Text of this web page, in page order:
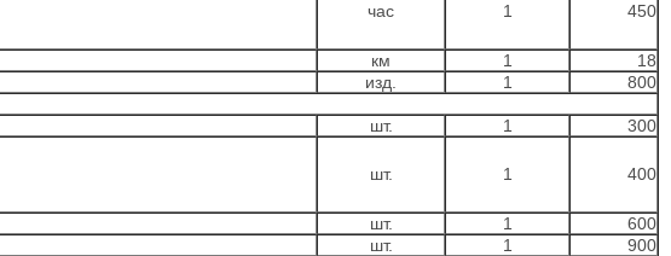
час 1 450
км 1
18
изд. 1
800
шт. 1 300
шт. 1 400
шт. 1
600
шт. 1
900